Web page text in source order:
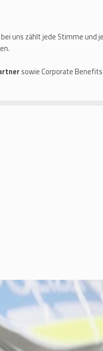
uns zählt jede Stimme und
sowie Corporate